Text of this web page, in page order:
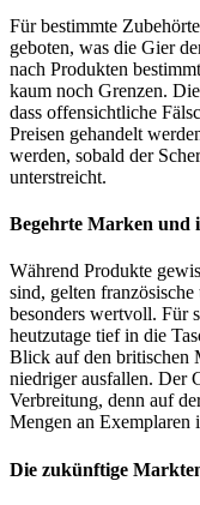
Für bestimmte
geboten, was die Gier
nach Produkten
kaum noch Grenzen.
dass offensichtliche
Preisen gehandelt
werden, sobald der
unterstreicht.
Begehrte Marken und
Während Produkte
sind, gelten
besonders wertvoll. Für
heutzutage tief in die
Blick auf den britischen
niedriger ausfallen. Der
Verbreitung, denn auf
Mengen an Exemplaren
Die zukünftige